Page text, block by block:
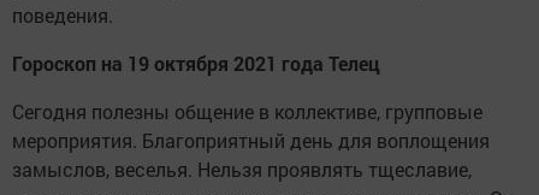
поведения.
Гороскоп на 19 октября 2021 года Телец
Сегодня полезны общение в коллективе, групповые
мероприятия. Благоприятный день для воплощения
замыслов, веселья. Нельзя проявлять тщеславие,